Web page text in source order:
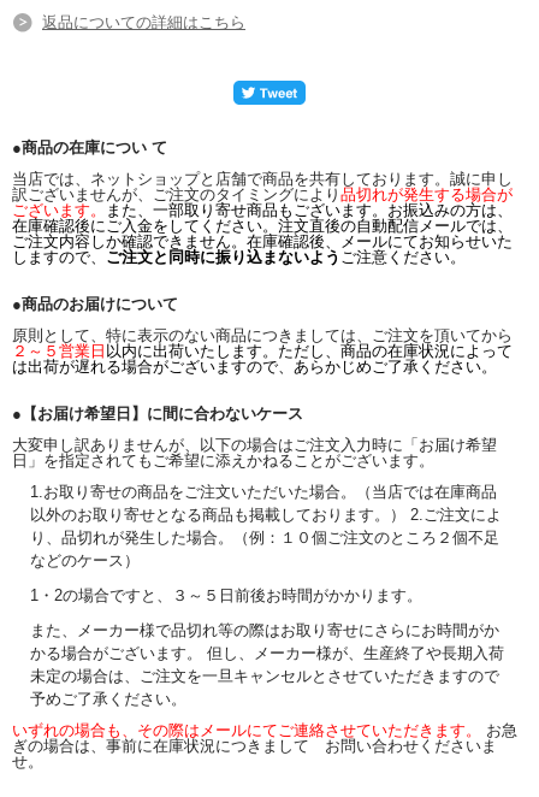
返品についての詳細はこちら
●商品の在庫につい て
当店では、ネットショップと店舗で商品を共有しております。誠に申し
訳ございませんが、ご注文のタイミングにより 品切れが発生する場合が
ございます。
また、一部取り寄せ商品もございます。お振込みの方は、
在庫確認後にご入金をしてください。注文直後の自動配信メールでは、
ご注文内容しか確認できません。在庫確認後、メールにてお知らせいた
しますので、 ご注文と同時に振り込まないよう ご注意ください。
●商品のお届けについて
原則として、特に表示のない商品につきましては、ご注文を頂いてから
２～５営業日 以内に出荷いたします。ただし、商品の在庫状況によって
は出荷が遅れる場合がございますので、あらかじめご了承ください。
●【お届け希望日】に間に合わないケース
大変申し訳ありませんが、以下の場合はご注文入力時に「お届け希望
日」を指定されてもご希望に添えかねることがございます。
1.お取り寄せの商品をご注文いただいた場合。（当店では在庫商品
以外のお取り寄せとなる商品も掲載しております。） 2.ご注文によ
り、品切れが発生した場合。（例：１０個ご注文のところ２個不足
などのケース）
1・2の場合ですと、３～５日前後お時間がかかります。
また、メーカー様で品切れ等の際はお取り寄せにさらにお時間がか
かる場合がございます。 但し、メーカー様が、生産終了や長期入荷
未定の場合は、ご注文を一旦キャンセルとさせていただきますので
予めご了承ください。
いずれの場合も、その際はメールにてご連絡させていただきます。 お急
ぎの場合は、事前に在庫状況につきまして お問い合わせくださいま
せ。